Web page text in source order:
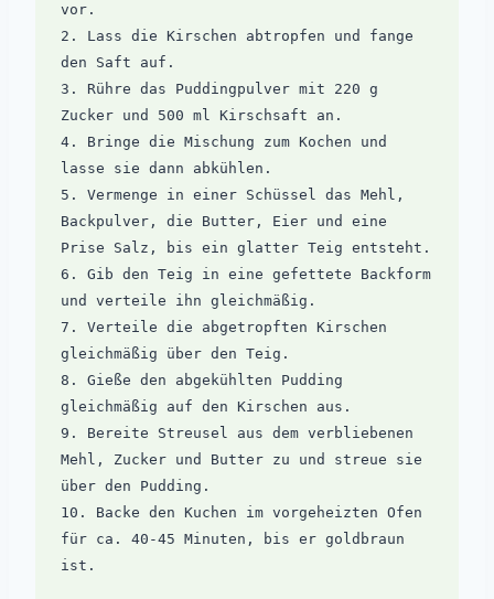
vor.
2. Lass die Kirschen abtropfen und fange
den Saft auf.
3. Rühre das Puddingpulver mit 220 g
Zucker und 500 ml Kirschsaft an.
4. Bringe die Mischung zum Kochen und
lasse sie dann abkühlen.
5. Vermenge in einer Schüssel das Mehl,
Backpulver, die Butter, Eier und eine
Prise Salz, bis ein glatter Teig entsteht.
6. Gib den Teig in eine gefettete Backform
und verteile ihn gleichmäßig.
7. Verteile die abgetropften Kirschen
gleichmäßig über den Teig.
8. Gieße den abgekühlten Pudding
gleichmäßig auf den Kirschen aus.
9. Bereite Streusel aus dem verbliebenen
Mehl, Zucker und Butter zu und streue sie
über den Pudding.
10. Backe den Kuchen im vorgeheizten Ofen
für ca. 40-45 Minuten, bis er goldbraun
ist.